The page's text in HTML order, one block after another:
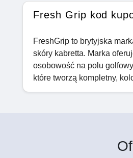
Fresh Grip kod
FreshGrip to brytyjska
skóry kabretta. Marka
osobowość na polu
które tworzą kompletny,